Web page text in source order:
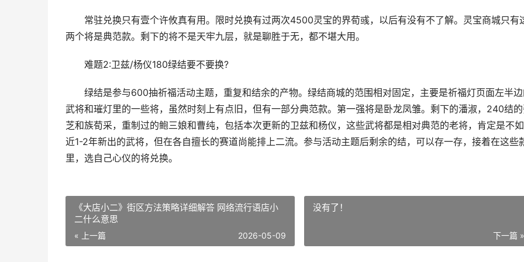
常驻兑换只有壹个许攸真有用。限时兑换有过两次4500灵宝的界荀彧，以后有没有不了解。灵宝商城只有
两个将是典范款。剩下的将不是天牢九层，就是聊胜于无，都不堪大用。
难题2:卫兹/杨仪180绿结要不要换?
绿结是参与600抽祈福活动主题，重复和结余的产物。绿结商城的范围相对固定，主要是祈福灯页面左半边
武将和璀灯里的一些将，虽然时刻上有点旧，但有一部分典范款。第一强将是卧龙凤雏。剩下的潘淑，240结
芝和族荀采，重制过的鲍三娘和曹纯，包括本次更新的卫兹和杨仪，这些武将都是相对典范的老将，肯定是不
近1-2年新出的武将，但在各自擅长的赛道尚能排上二流。参与活动主题后剩余的结，可以存一存，接着在这些
里，选自己心仪的将兑换。
《大店小二》街区方法策略详细解答 网络流行语店小
二什么意思
« 上一篇 2026-05-09
没有了！
下一篇 »